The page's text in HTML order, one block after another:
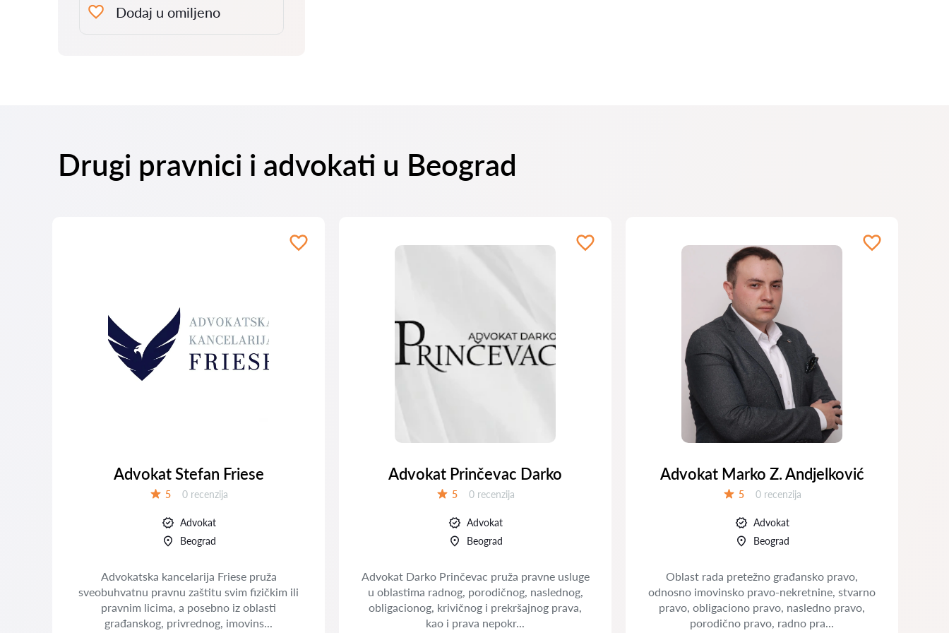
Dodaj u omiljeno
Drugi pravnici i advokati u Beograd
Advokat Stefan Friese
5 Recenzija:
0 recenzija
Advokat
Beograd
Advokatska kancelarija Friese pruža
sveobuhvatnu pravnu zaštitu svim fizičkim ili
pravnim licima, a posebno iz oblasti
građanskog, privrednog, imovins...
Advokat Prinčevac Darko
5 Recenzija:
0 recenzija
Advokat
Beograd
Advokat Darko Prinčevac pruža pravne usluge
u oblastima radnog, porodičnog, naslednog,
obligacionog, krivičnog i prekršajnog prava,
kao i prava nepokr...
Advokat Marko Z. Andjelković
5 Recenzija:
0 recenzija
Advokat
Beograd
Oblast rada pretežno građansko pravo,
odnosno imovinsko pravo-nekretnine, stvarno
pravo, obligaciono pravo, nasledno pravo,
porodično pravo, radno pra...